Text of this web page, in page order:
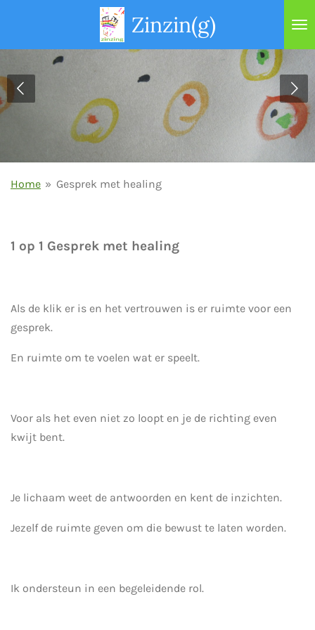
de
hoofdinhoud
Zinzin(g)
Home » Gesprek met healing
1 op 1 Gesprek met healing
Als de klik er is en het vertrouwen is er ruimte voor een
gesprek.
En ruimte om te voelen wat er speelt.
Voor als het even niet zo loopt en je de richting even
kwijt bent.
Je lichaam weet de antwoorden en kent de inzichten.
Jezelf de ruimte geven om die bewust te laten worden.
Ik ondersteun in een begeleidende rol.